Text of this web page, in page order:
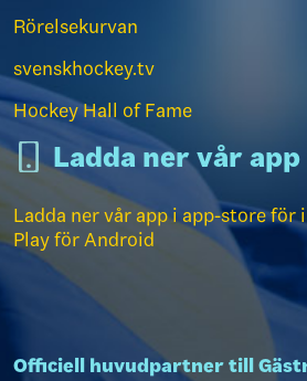
Rörelsekurvan
svenskhockey.tv
Hockey Hall of Fame
Ladda ner vår app
Ladda ner vår app i app-store för
Play för Android
Officiell huvudpartner till